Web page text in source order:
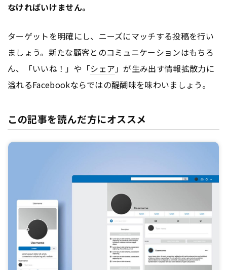
なければいけません。
ターゲットを明確にし、ニーズにマッチする投稿を行い
ましょう。新たな顧客とのコミュニケーションはもちろ
ん、「いいね！」や「シェア」が生み出す情報拡散力に
溢れるFacebookならではの醍醐味を味わいましょう。
この記事を読んだ方にオススメ